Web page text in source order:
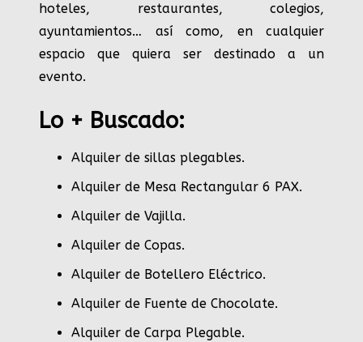
hoteles, restaurantes, colegios,
ayuntamientos… así como, en cualquier
espacio que quiera ser destinado a un
evento.
Lo + Buscado:
Alquiler de sillas plegables.
Alquiler de Mesa Rectangular 6 PAX.
Alquiler de Vajilla.
Alquiler de Copas.
Alquiler de Botellero Eléctrico.
Alquiler de Fuente de Chocolate.
Alquiler de Carpa Plegable.